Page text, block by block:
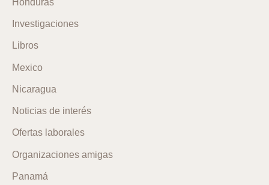
Investigaciones
Libros
Mexico
Nicaragua
Noticias de interés
Ofertas laborales
Organizaciones amigas
Panamá